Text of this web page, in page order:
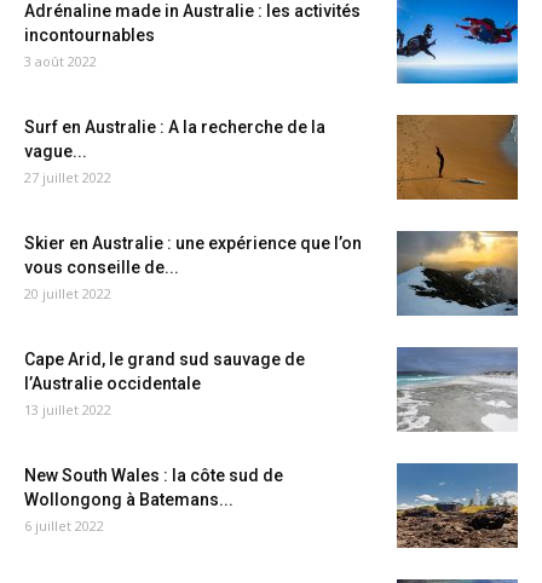
Adrénaline made in Australie : les activités
incontournables
3 août 2022
Surf en Australie : A la recherche de la
vague...
27 juillet 2022
Skier en Australie : une expérience que l’on
vous conseille de...
20 juillet 2022
Cape Arid, le grand sud sauvage de
l’Australie occidentale
13 juillet 2022
New South Wales : la côte sud de
Wollongong à Batemans...
6 juillet 2022